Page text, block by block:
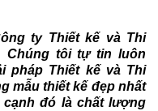
ty Thiết kế và Thi
Chúng tôi tự tin luôn
pháp Thiết kế và Thi
mẫu thiết kế đẹp nhất
đó là chất lượng